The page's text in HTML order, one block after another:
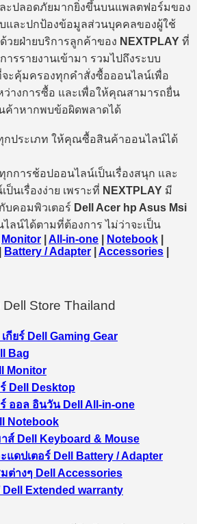
ะปลอดภัยมากยิ่งขึ้นบนแพลตฟอร์มของ
บและปกป้องข้อมูลส่วนบุคคลของผู้ใช้
วยฝ่ายบริการลูกค้าของ NEXTPLAY ที่
รรายงานเข้ามา รวมไปถึงระบบ
ะคุ้มครองทุกคำสั่งซื้อออนไลน์เพื่อ
างการซื้อ และเพื่อให้คุณสามารถยื่น
ค้าหากพบข้อผิดพลาดได้
ประเภท ให้คุณซื้อสินค้าออนไลน์ได้
การช้อปออนไลน์เป็นเรื่องสนุก และ
นเรื่องง่าย เพราะที่ NEXTPLAY มี
บคอมพิวเตอร์ Dell Acer hp Asus Msi
ลน์ได้ตามที่ต้องการ ไม่ว่าจะเป็น
Monitor All-in-one Notebook
Battery / Adapter Accessories
Store Thailand
กียร์ Dell Gaming Gear
Bag
Monitor
Dell Desktop
ออล อินวัน Dell All-in-one
Notebook
ส์ Dell Keyboard & Mouse
แดปเตอร์ Dell Battery / Adapter
ต่างๆ Dell Accessories
Dell Extended warranty